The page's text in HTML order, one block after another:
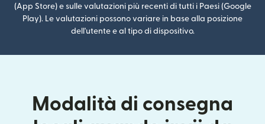
(App Store) e sulle valutazioni più recenti di tutti i Paesi (Google
Play). Le valutazioni possono variare in base alla posizione
dell'utente e al tipo di dispositivo.
Modalità di consegna